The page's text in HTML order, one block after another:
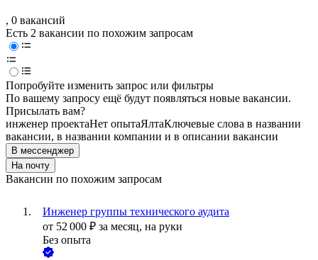
, 0 вакансий
Есть 2 вакансии по похожим запросам
Попробуйте изменить запрос или фильтры
По вашему запросу ещё будут появляться новые вакансии.
Присылать вам?
инженер проектаНет опытаЯлтаКлючевые слова в названии
вакансии, в названии компании и в описании вакансии
В мессенджер
На почту
Вакансии по похожим запросам
Инженер группы технического аудита
от 52 000 ₽ за месяц, на руки
Без опыта